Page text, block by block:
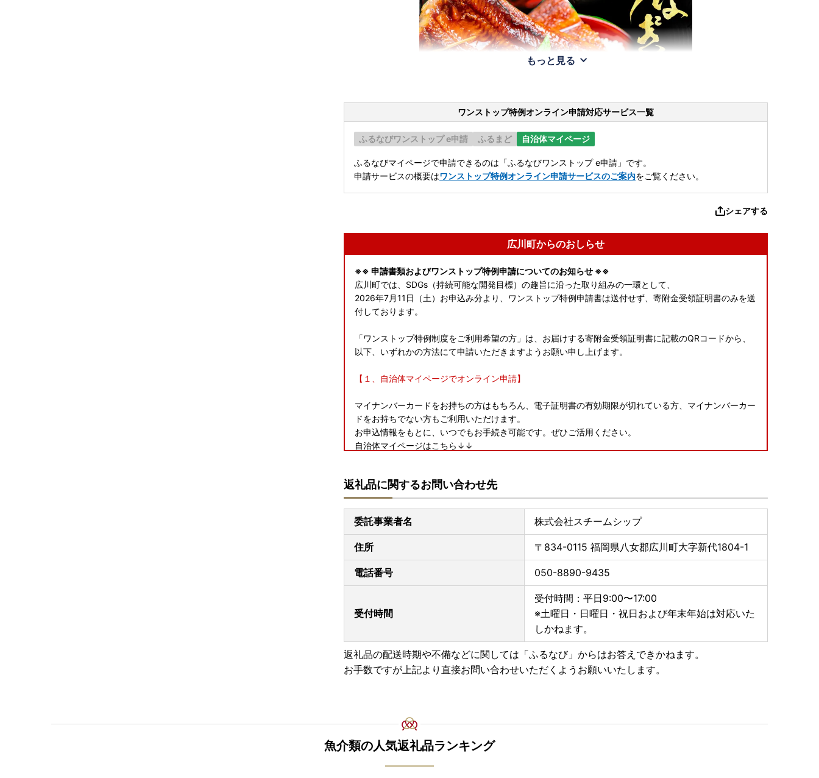
もっと見る
ワンストップ特例オンライン申請対応サービス一覧
ふるなびワンストップ e申請 ふるまど 自治体マイページ
ふるなびマイページで申請できるのは「ふるなびワンストップ e申請」です。
申請サービスの概要はワンストップ特例オンライン申請サービスのご案内をご覧ください。
シェアする
広川町からのおしらせ
※※ 申請書類およびワンストップ特例申請についてのお知らせ ※※
広川町では、SDGs（持続可能な開発目標）の趣旨に沿った取り組みの一環として、
2026年7月11日（土）お申込み分より、ワンストップ特例申請書は送付せず、寄附金受領証明書のみを送
付しております。
「ワンストップ特例制度をご利用希望の方」は、お届けする寄附金受領証明書に記載のQRコードから、
以下、いずれかの方法にて申請いただきますようお願い申し上げます。
【１、自治体マイページでオンライン申請】
マイナンバーカードをお持ちの方はもちろん、電子証明書の有効期限が切れている方、マイナンバーカー
ドをお持ちでない方もご利用いただけます。
お申込情報をもとに、いつでもお手続き可能です。ぜひご活用ください。
自治体マイページはこちら↓↓
【２、申請書データをダウンロードして印刷・郵送】
申請書データをダウンロードし、ご自身で印刷のうえ、必要書類とあわせて町へお送りください。
『ワンストップ特例申請書用紙の送付先』
福岡県八女郡広川町大字新代1804-1
広川町役場 自治防災課自治振興係 宛
ご依頼いただくと、ワンストップ特例申請書を封書にて郵送いたします。
※郵送には最大2週間程度お時間をいただきます。お急ぎの場合は「1」または「2」をご利用ください。
何卒、本取り組みへのご理解とご協力を賜りますようお願い申し上げます。
【お礼品のお届けについて】
・ご入金確認後、各提供事業者より直接発送いたします。
・お品により配送時期が異なりますので、お礼品ページに記載の発送期日にてご確認をお願いします。
返礼品に関するお問い合わせ先
委託事業者名 株式会社スチームシップ
住所 〒834-0115 福岡県八女郡広川町大字新代1804-1
電話番号 050-8890-9435
受付時間
受付時間：平日9:00〜17:00
※土曜日・日曜日・祝日および年末年始は対応いた
しかねます。
返礼品の配送時期や不備などに関しては「ふるなび」からはお答えできかねます。
お手数ですが上記より直接お問い合わせいただくようお願いいたします。
魚介類の人気返礼品ランキング